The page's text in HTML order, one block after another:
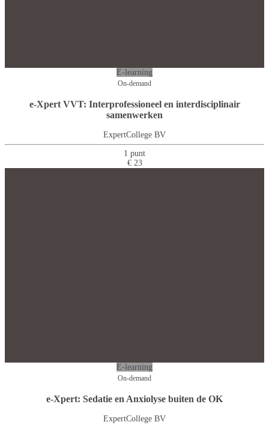
E-learning
On-demand
e-Xpert VVT: Interprofessioneel en interdisciplinair
samenwerken
ExpertCollege BV
1 punt
€ 23
E-learning
On-demand
e-Xpert: Sedatie en Anxiolyse buiten de OK
ExpertCollege BV